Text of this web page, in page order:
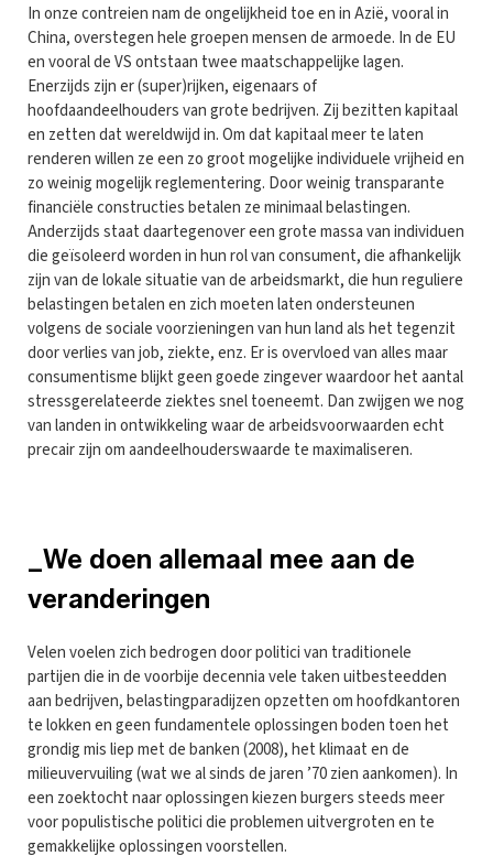
In onze contreien nam de ongelijkheid toe en in Azië, vooral in
China, overstegen hele groepen mensen de armoede. In de EU
en vooral de VS ontstaan twee maatschappelijke lagen.
Enerzijds zijn er (super)rijken, eigenaars of
hoofdaandeelhouders van grote bedrijven. Zij bezitten kapitaal
en zetten dat wereldwijd in. Om dat kapitaal meer te laten
renderen willen ze een zo groot mogelijke individuele vrijheid en
zo weinig mogelijk reglementering. Door weinig transparante
financiële constructies betalen ze minimaal belastingen.
Anderzijds staat daartegenover een grote massa van individuen
die geïsoleerd worden in hun rol van consument, die afhankelijk
zijn van de lokale situatie van de arbeidsmarkt, die hun reguliere
belastingen betalen en zich moeten laten ondersteunen
volgens de sociale voorzieningen van hun land als het tegenzit
door verlies van job, ziekte, enz. Er is overvloed van alles maar
consumentisme blijkt geen goede zingever waardoor het aantal
stressgerelateerde ziektes snel toeneemt. Dan zwijgen we nog
van landen in ontwikkeling waar de arbeidsvoorwaarden echt
precair zijn om aandeelhouderswaarde te maximaliseren.
_We doen allemaal mee aan de
veranderingen
Velen voelen zich bedrogen door politici van traditionele
partijen die in de voorbije decennia vele taken uitbesteedden
aan bedrijven, belastingparadijzen opzetten om hoofdkantoren
te lokken en geen fundamentele oplossingen boden toen het
grondig mis liep met de banken (2008), het klimaat en de
milieuvervuiling (wat we al sinds de jaren ’70 zien aankomen). In
een zoektocht naar oplossingen kiezen burgers steeds meer
voor populistische politici die problemen uitvergroten en te
gemakkelijke oplossingen voorstellen.